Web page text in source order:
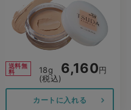
送料無
料
18g 6,160円
(税込)
カートに入れる